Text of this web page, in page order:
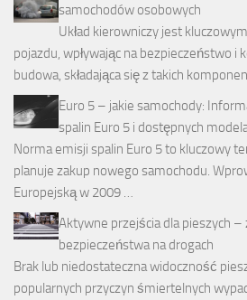
samochodów osobowych
Układ kierowniczy jest
pojazdu, wpływając na bezpieczeństwo i
budowa, składająca się z takich
Euro 5 – jakie samochody:
spalin Euro 5 i dostępnych
Norma emisji spalin Euro 5 to kluczowy
planuje zakup nowego samochodu.
Europejską w 2009 …
Aktywne przejścia dla pieszych –
bezpieczeństwa na drogach
Brak lub niedostateczna widoczność
popularnych przyczyn śmiertelnych